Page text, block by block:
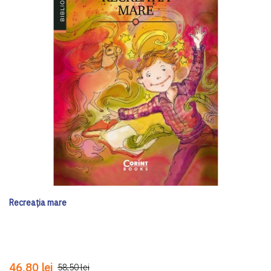
Recreația mare
46,80 lei 58,50 lei